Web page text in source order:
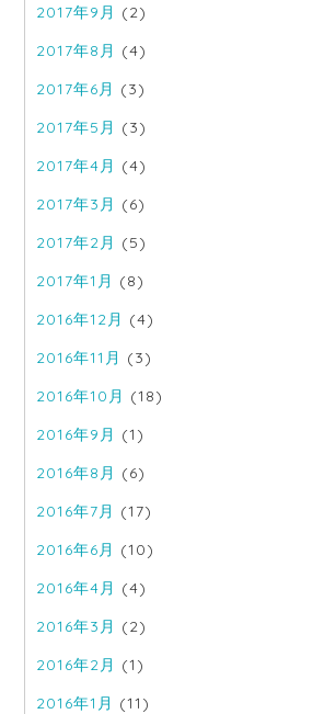
2017年9月 (2)
2017年8月 (4)
2017年6月 (3)
2017年5月 (3)
2017年4月 (4)
2017年3月 (6)
2017年2月 (5)
2017年1月 (8)
2016年12月 (4)
2016年11月 (3)
2016年10月 (18)
2016年9月 (1)
2016年8月 (6)
2016年7月 (17)
2016年6月 (10)
2016年4月 (4)
2016年3月 (2)
2016年2月 (1)
2016年1月 (11)